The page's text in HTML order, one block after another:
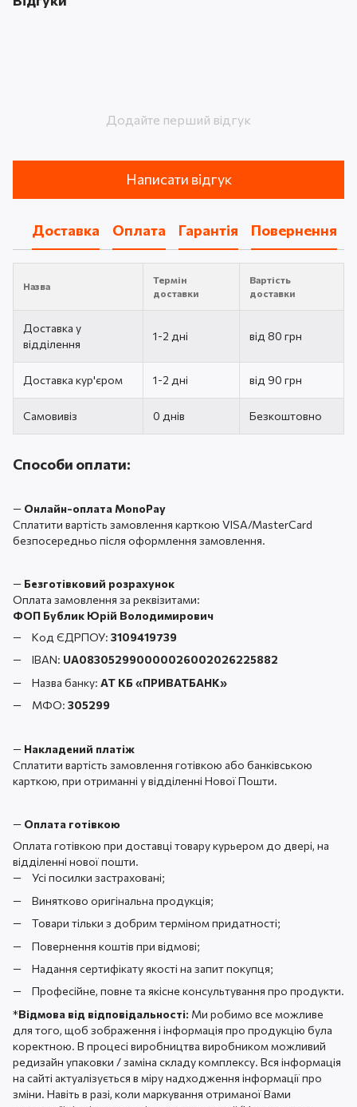
Додайте перший відгук
Написати відгук
Доставка Оплата Гарантія Повернення
Назва
Термін
доставки
Вартість
доставки
Доставка у
відділення
1-2 дні від 80 грн
Доставка кур'єром 1-2 дні від 90 грн
Самовивіз 0 днів Безкоштовно
Способи оплати:
— Онлайн-оплата MonoPay
Сплатити вартість замовлення карткою VISA/MasterCard
безпосередньо після оформлення замовлення.
— Безготівковий розрахунок
Оплата замовлення за реквізитами:
ФОП Бублик Юрій Володимирович
Код ЄДРПОУ: 3109419739
IBAN: UA083052990000026002026225882
Назва банку: АТ КБ «ПРИВАТБАНК»
МФО: 305299
— Накладений платіж
Сплатити вартість замовлення готівкою або банківською
карткою, при отриманні у відділенні Нової Пошти.
— Оплата готівкою
Оплата готівкою при доставці товару курьером до двері, на
відділенні нової пошти.
Усі посилки застраховані;
Винятково оригінальна продукція;
Товари тільки з добрим терміном придатності;
Повернення коштів при відмові;
Надання сертифікату якості на запит покупця;
Професійне, повне та якісне консультування про продукти.
*Відмова від відповідальності: Ми робимо все можливе
для того, щоб зображення і інформація про продукцію була
коректною. В процесі виробництва виробником можливий
редизайн упаковки / заміна складу комплексу. Вся інформація
на сайті актуалізується в міру надходження інформації про
зміни. Навіть в разі, коли маркування отриманої Вами